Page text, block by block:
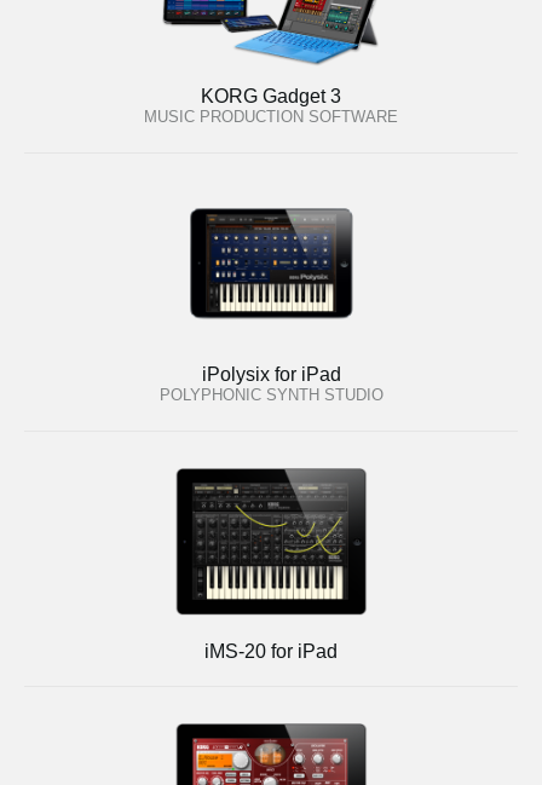
KORG Gadget 3
MUSIC PRODUCTION SOFTWARE
iPolysix for iPad
POLYPHONIC SYNTH STUDIO
iMS-20 for iPad